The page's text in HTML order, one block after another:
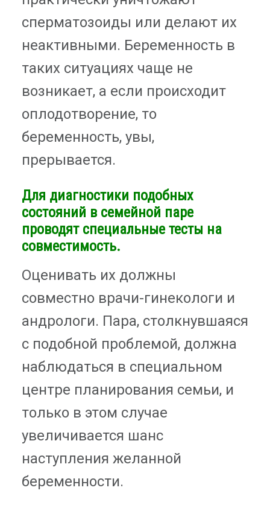
сперматозоиды или делают их
неактивными. Беременность в
таких ситуациях чаще не
возникает, а если происходит
оплодотворение, то
беременность, увы,
прерывается.
Для диагностики подобных
состояний в семейной паре
проводят специальные тесты на
совместимость.
Оценивать их должны
совместно врачи-гинекологи и
андрологи. Пара, столкнувшаяся
с подобной проблемой, должна
наблюдаться в специальном
центре планирования семьи, и
только в этом случае
увеличивается шанс
наступления желанной
беременности.